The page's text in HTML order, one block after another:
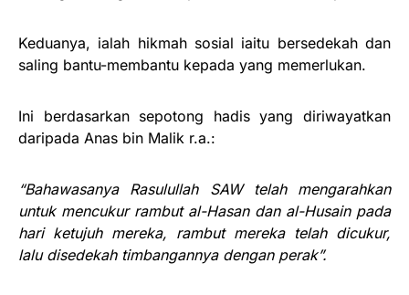
Keduanya, ialah hikmah sosial iaitu bersedekah dan
saling bantu-membantu kepada yang memerlukan.
Ini berdasarkan sepotong hadis yang diriwayatkan
daripada Anas bin Malik r.a.:
“Bahawasanya Rasulullah SAW telah mengarahkan
untuk mencukur rambut al-Hasan dan al-Husain pada
hari ketujuh mereka, rambut mereka telah dicukur,
lalu disedekah timbangannya dengan perak”.